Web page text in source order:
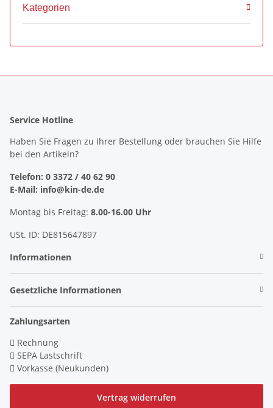
Kategorien
Service Hotline
Haben Sie Fragen zu Ihrer Bestellung oder brauchen Sie Hilfe
bei den Artikeln?
Telefon: 0 3372 / 40 62 90
E-Mail: info@kin-de.de
Montag bis Freitag: 8.00-16.00 Uhr
USt. ID: DE815647897
Informationen
Gesetzliche Informationen
Zahlungsarten
Rechnung
SEPA Lastschrift
Vorkasse (Neukunden)
Vertrag widerrufen